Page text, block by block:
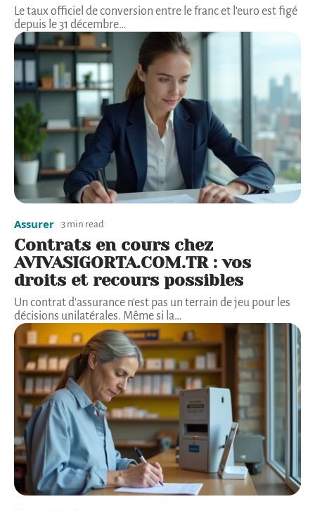
Le taux officiel de conversion entre le franc et l'euro est figé
depuis le 31 décembre…
Assurer 3 min read
Contrats en cours chez
AVIVASIGORTA.COM.TR : vos
droits et recours possibles
Un contrat d'assurance n'est pas un terrain de jeu pour les
décisions unilatérales. Même si la…